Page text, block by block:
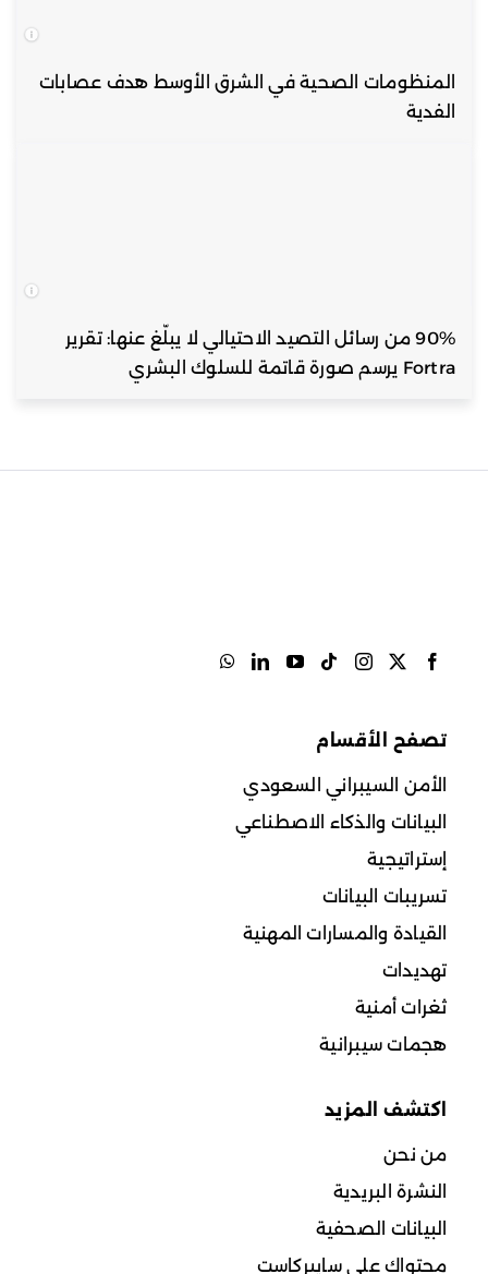
المنظومات الصحية في الشرق الأوسط هدف عصابات
الفدية
90% من رسائل التصيد الاحتيالي لا يبلّغ عنها: تقرير
Fortra يرسم صورة قاتمة للسلوك البشري
تصفح الأقسام
الأمن السيبراني السعودي
البيانات والذكاء الاصطناعي
إستراتيجية
تسريبات البيانات
القيادة والمسارات المهنية
تهديدات
ثغرات أمنية
هجمات سيبرانية
اكتشف المزيد
من نحن
النشرة البريدية
البيانات الصحفية
محتواك على سايبركاست